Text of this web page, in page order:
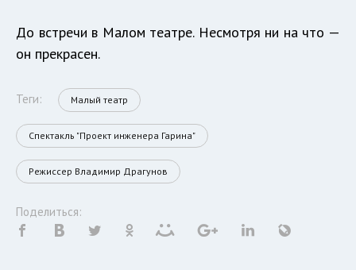
До встречи в Малом театре. Несмотря ни на что —
он прекрасен.
Теги: Малый театр
Спектакль "Проект инженера Гарина"
Режиссер Владимир Драгунов
Поделиться: